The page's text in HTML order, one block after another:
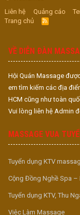
Liên hệ
Quảng cáo
Trang chủ
R
S
VỀ DIỄN ĐÀN
Hội Quán Massage
em tìm kiếm các địa
HCM cũng như toàn
Vui lòng liên hệ Admin
MASSAGE VUA
Tuyển dụng KTV
Cộng Đồng Nghề Spa –
Tuyển dụng KTV, Thu
Việc Làm Massage